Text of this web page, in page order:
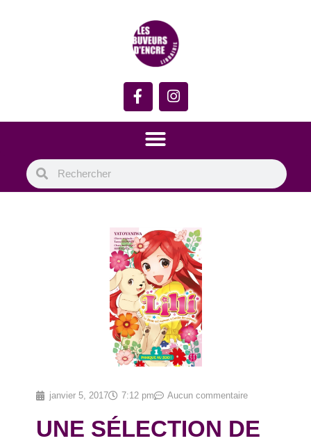
janvier 5, 2017 7:12 pm Aucun commentaire
UNE SÉLECTION DE